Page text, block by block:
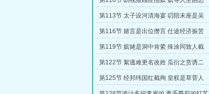
第113节 太子设河清海宴 叨陪末座是吴
第116节 嬉言是出位僭言 仕途经济振苦
第119节 嫔姥是洞中肯綮 殊涂同致人截
第122节 絮逃难更名改姓 瓜衍之赏诱二
第125节 经邦纬国红截殉 皇权是草菅人